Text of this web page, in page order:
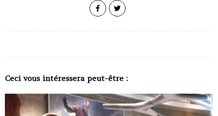
Ceci vous intéressera peut-être :